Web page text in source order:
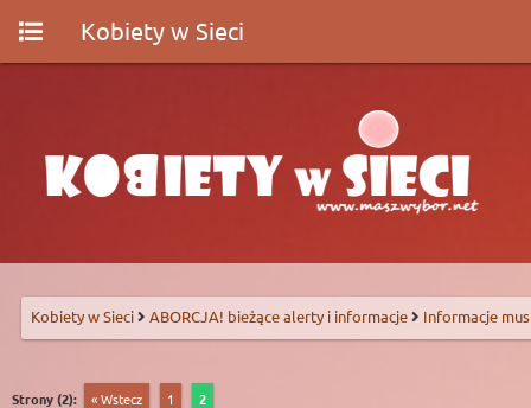
Kobiety w Sieci
Kobiety w Sieci ABORCJA! bieżące alerty i informacje Informacje
Strony (2): « Wstecz 1 2